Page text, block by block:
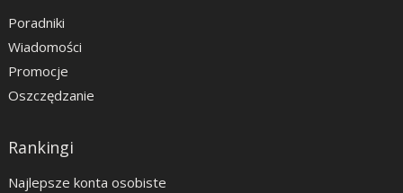
Poradniki
Wiadomości
Promocje
Oszczędzanie
Rankingi
Najlepsze konta osobiste